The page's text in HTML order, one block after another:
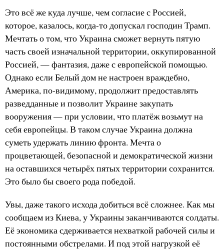
Это всё же куда лучше, чем согласие с Россией,
которое, казалось, когда-то допускал господин Трамп.
Мечтать о том, что Украина сможет вернуть пятую
часть своей изначальной территории, оккупированной
Россией, — фантазия, даже с европейской помощью.
Однако если Белый дом не настроен враждебно,
Америка, по-видимому, продолжит предоставлять
разведданные и позволит Украине закупать
вооружения — при условии, что платёж возьмут на
себя европейцы. В таком случае Украина должна
суметь удержать линию фронта. Мечта о
процветающей, безопасной и демократической жизни
на оставшихся четырёх пятых территории сохранится.
Это было бы своего рода победой.
Увы, даже такого исхода добиться всё сложнее. Как мы
сообщаем из Киева, у Украины заканчиваются солдаты.
Её экономика сдерживается нехваткой рабочей силы и
постоянными обстрелами. И под этой нагрузкой её